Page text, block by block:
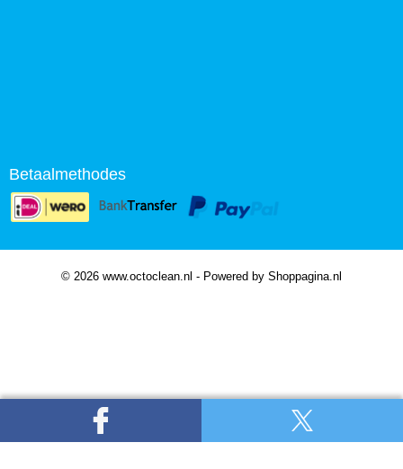
Betaalmethodes
© 2026 www.octoclean.nl - Powered by Shoppagina.nl